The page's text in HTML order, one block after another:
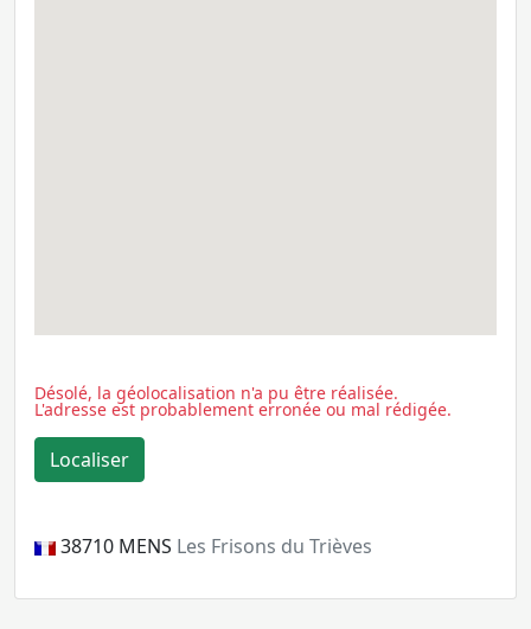
Désolé, la géolocalisation n'a pu être réalisée.
L'adresse est probablement erronée ou mal rédigée.
38710 MENS Les Frisons du Trièves